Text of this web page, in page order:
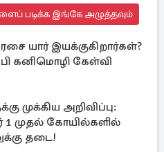
படிக்க இங்கே அழுத்தவும்
யார் இயக்குகிறார்கள்?
கனிமொழி கேள்வி
முக்கிய அறிவிப்பு:
1 முதல் கோயில்களில்
தடை!